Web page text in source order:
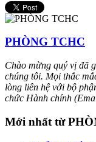
PHÒNG TCHC
Chào mừng quý vị đã
chúng tôi. Mọi thắc
lòng liên hệ với bộ
chức Hành chính
Mới nhất từ